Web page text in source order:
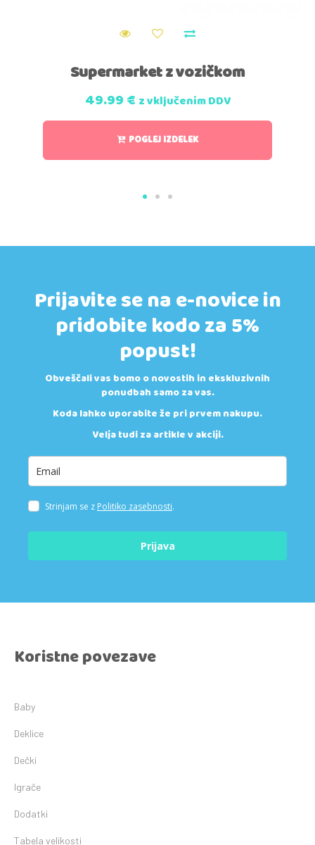
Supermarket z vozičkom
49.99€ z vključenim DDV
POGLEJ IZDELEK
Prijavite se na e-novice in
pridobite kodo za 5%
popust!
Obveščali vas bomo o novostih in ekskluzivnih
ponudbah samo za vas.
Koda lahko uporabite že pri prvem nakupu.
Velja tudi za artikle v akciji.
Strinjam se z Politiko zasebnosti.
Prijava
Koristne povezave
Baby
Deklice
Dečki
Igrače
Dodatki
Tabela velikosti